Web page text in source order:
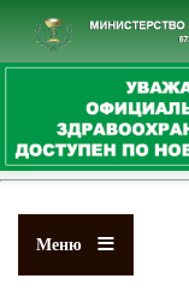
Меню